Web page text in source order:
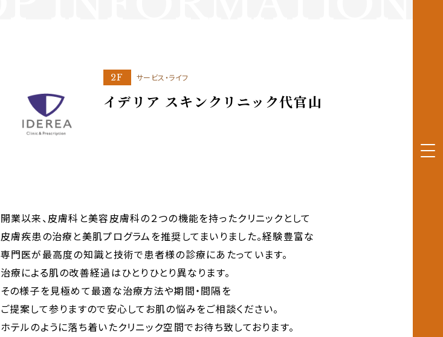
2F サービス・ライフ
イデリア スキンクリニック代官山
開業以来、皮膚科と美容皮膚科の２つの機能を持ったクリニックとして
皮膚疾患の治療と美肌プログラムを推奨してまいりました。経験豊富な
専門医が最高度の知識と技術で患者様の診療にあたっています。
治療による肌の改善経過はひとりひとり異なります。
その様子を見極めて最適な治療方法や期間・間隔を
ご提案して参りますので安心してお肌の悩みをご相談ください。
ホテルのように落ち着いたクリニック空間でお待ち致しております。